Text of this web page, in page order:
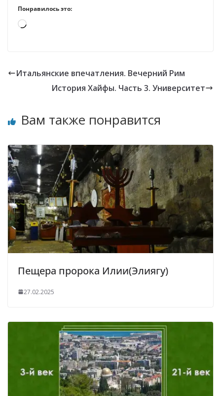
Понравилось это:
Загрузка…
Итальянские впечатления. Вечерний Рим
История Хайфы. Часть 3. Университет
Вам также понравится
Пещера пророка Илии(Элиягу)
27.02.2025